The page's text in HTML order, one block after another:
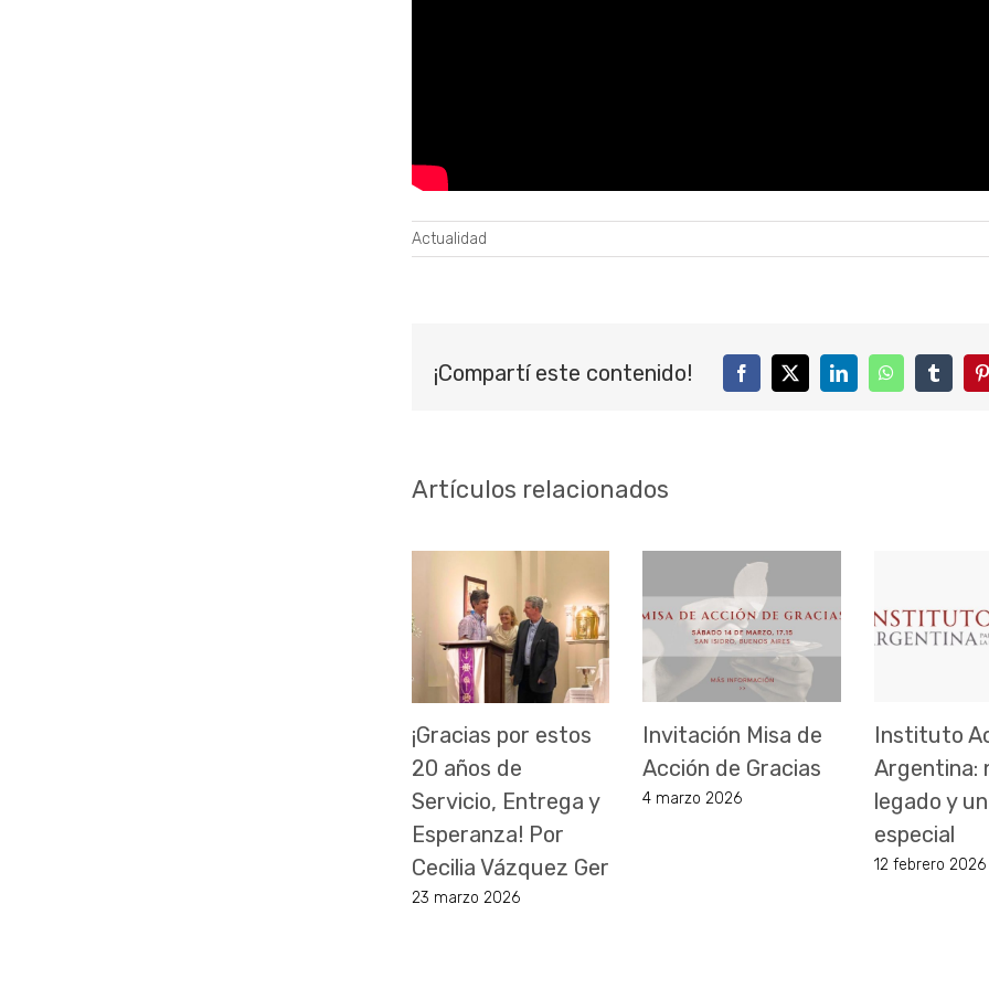
Actualidad
¡Compartí este contenido! FacebookTwitterLinkedInWhatsAppTumblr
Artículos relacionados
¡Gracias por estos
20 años de
Servicio, Entrega y
Esperanza! Por
Cecilia Vázquez Ger
23 marzo 2026
Invitación Misa de
Acción de Gracias
4 marzo 2026
Instituto
Argentina:
legado y
especial
12 febrero 2026